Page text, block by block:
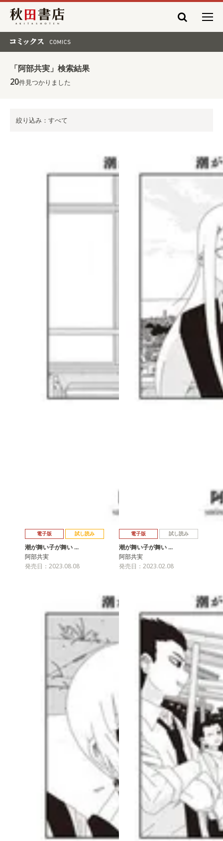
秋田書店
「阿部共実」検索結果
20件見つかりました
絞り込み：すべて
電子版 試し読み
潮が舞い子が舞い …
阿部共実
発売日：2023.08.08
電子版 試し読み
潮が舞い子が舞い …
阿部共実
発売日：2023.02.08